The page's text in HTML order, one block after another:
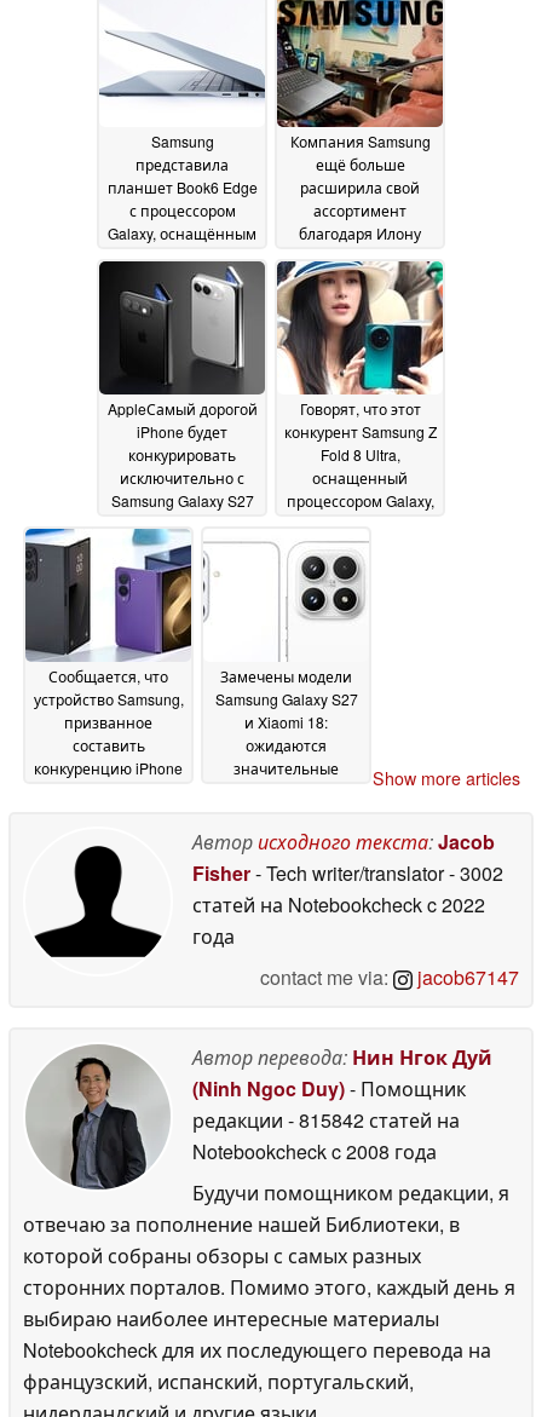
кратным зумом
June 2026
складных
устройствах и смарт-
часах нового
поколения от
Samsung16 June 2026
Samsung
представила
планшет Book6 Edge
с процессором
Galaxy, оснащённым
ARM и AMOLED-
дисплеем с частотой
обновления 120 Гц
June 2026
Компания Samsung
ещё больше
расширила свой
ассортимент
благодаря Илону
16 June 2026
AppleСамый дорогой
iPhone будет
конкурировать
исключительно с
Samsung Galaxy S27
15 June 2026
Говорят, что этот
конкурент Samsung Z
Fold 8 Ultra,
оснащенный
процессором Galaxy,
заменой
персональному
компьютеру
2026
Сообщается, что
устройство Samsung,
призванное
составить
конкуренцию iPhone
по сравнению с
моделью Z Fold8 Ultra
серии « Galaxy »
благодаря более
толстому стеклу UTG
Замечены модели
Samsung Galaxy S27
и Xiaomi 18:
ожидаются
значительные
15 June 2026
Show more articles
Авторисходного текста:Jacob
Fisher- Tech writer/translator- 3002
статей на Notebookcheckc 2022
года
contact me via:
jacob67147
Автор перевода: Нин Нгок Дуй
(Ninh Ngoc Duy)- Помощник
редакции - 815842 статей на
Notebookcheckc 2008 года
Будучи помощником редакции, я
отвечаю за пополнение нашей Библиотеки, в
которой собраны обзоры с самых разных
сторонних порталов. Помимо этого, каждый день я
выбираю наиболее интересные материалы
Notebookcheck для их последующего перевода на
французский, испанский, португальский,